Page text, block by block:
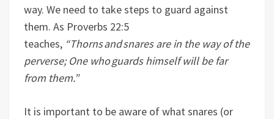
way. We need to take steps to guard against
them. As Proverbs 22:5
teaches, “Thorns and snares are in the way of the
perverse; One who guards himself will be far
from them.”
It is important to be aware of what snares (or